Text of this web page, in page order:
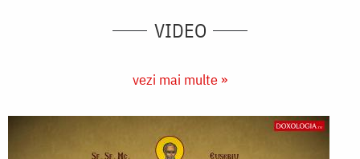
VIDEO
vezi mai multe »